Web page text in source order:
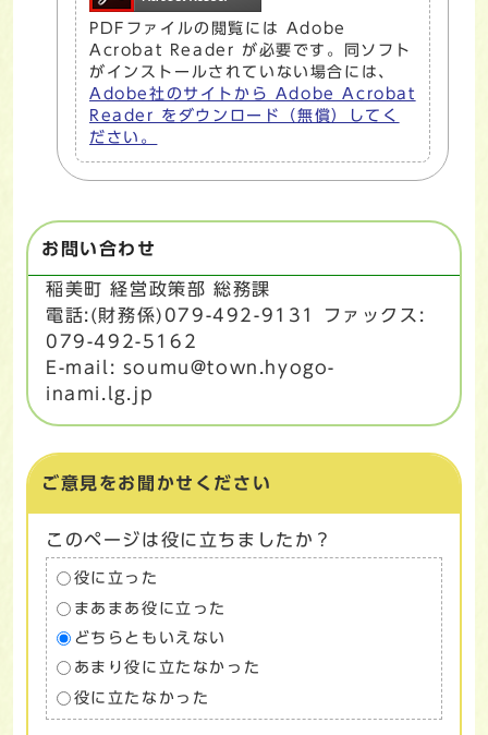
PDFファイルの閲覧には Adobe
Acrobat Reader が必要です。同ソフト
がインストールされていない場合には、
Adobe社のサイトから Adobe Acrobat
Reader をダウンロード（無償）してく
ださい。
お問い合わせ
稲美町 経営政策部 総務課
電話:(財務係)079-492-9131 ファックス:
079-492-5162
E-mail: soumu@town.hyogo-
inami.lg.jp
ご意見をお聞かせください
このページは役に立ちましたか？
役に立った
まあまあ役に立った
どちらともいえない
あまり役に立たなかった
役に立たなかった